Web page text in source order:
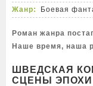
Жанр:
Боевая
Роман жанра
Наше время, наша
ШВЕДСКАЯ
СЦЕНЫ ЭПОХИ